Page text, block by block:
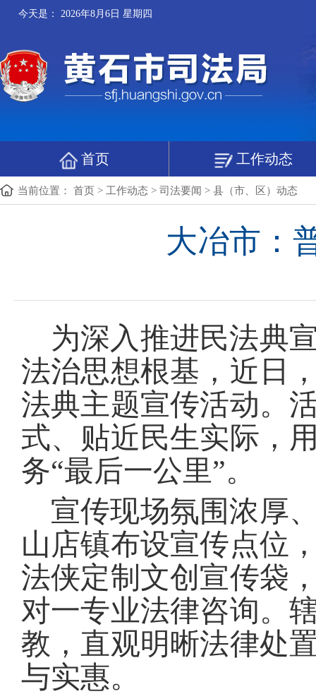
今天是： 2026年8月6日 星期四
首页 工作动态
当前位置： 首页 > 工作动态 > 司法要闻 > 县（市、区）动态
大冶市：
为深入推进民法典
法治思想根基，近日
法典主题宣传活动。
式、贴近民生实际，
务“最后一公里”。
宣传现场氛围浓厚
山店镇布设宣传点位
法侠定制文创宣传袋
对一专业法律咨询。
教，直观明晰法律处
与实惠。